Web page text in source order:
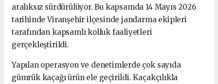
aralıksız sürdürülüyor. Bu kapsamda 14 Mayıs 2026
tarihinde Viranşehir ilçesinde jandarma ekipleri
tarafından kapsamlı kolluk faaliyetleri
gerçekleştirildi.
Yapılan operasyon ve denetimlerde çok sayıda
gümrük kaçağı ürün ele geçirildi. Kaçakçılıkla